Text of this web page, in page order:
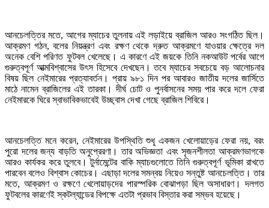
আনচেলত্তির মতে, আগের ম্যাচের তুলনায় এই লড়াইয়ে ব্রাজিল আরও সংগঠিত ছিল।
আক্রমণ গঠন, বলের নিয়ন্ত্রণ এবং রক্ষণ থেকে দ্রুত আক্রমণে যাওয়ার ক্ষেত্রে দল
অনেক বেশি পরিণত ফুটবল খেলেছে। এ কারণে এই জয়কে তিনি নকআউট পর্বের আগে
গুরুত্বপূর্ণ আত্মবিশ্বাসের উৎস হিসেবে দেখছেন। তবে ম্যাচের সবচেয়ে বড় আলোচনার
বিষয় ছিল নেইমারের প্রত্যাবর্তন। প্রায় ৯৮১ দিন পর আবারও জাতীয় দলের জার্সিতে
মাঠে নামেন ব্রাজিলের এই তারকা। দীর্ঘ চোট ও পুনর্বাসনের সময় পার করে দলে ফেরা
নেইমারকে ঘিরে স্বাভাবিকভাবেই উচ্ছ্বাস দেখা গেছে ব্রাজিল শিবিরে।
আনচেলত্তি মনে করেন, নেইমারের উপস্থিতি শুধু একজন খেলোয়াড়ের ফেরা নয়, বরং
পুরো দলের জন্য বাড়তি অনুপ্রেরণা। তার অভিজ্ঞতা এবং সৃজনশীলতা আক্রমণভাগকে
আরও কার্যকর করে তুলবে। টুর্নামেন্টের বাকি ম্যাচগুলোতে তিনি গুরুত্বপূর্ণ ভূমিকা রাখতে
পারবেন বলেও বিশ্বাস কোচের। এছাড়া দলের সমন্বয় নিয়েও সন্তুষ্ট আনচেলত্তি। তার
মতে, আক্রমণ ও রক্ষণে খেলোয়াড়দের পারস্পরিক বোঝাপড়া ছিল অসাধারণ। দলগত
ফুটবলের কারণেই স্কটল্যান্ডের বিপক্ষে এতটা প্রভাব বিস্তার করা সম্ভব হয়েছে।